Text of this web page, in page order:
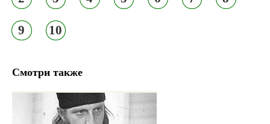
9 10
Смотри также